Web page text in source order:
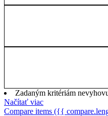
Zadaným kritériám
Načítať viac
Compare items ({{